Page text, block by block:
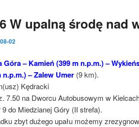
W upalną środę nad
02
Góra – Kamień (399 m n.p.m.) –
– Zalew Umer (9 km).
Kędracki
7.50 na Dworcu Autobusowym w
do Miedzianej Góry (II strefa).
zbyt dużego upału możemy